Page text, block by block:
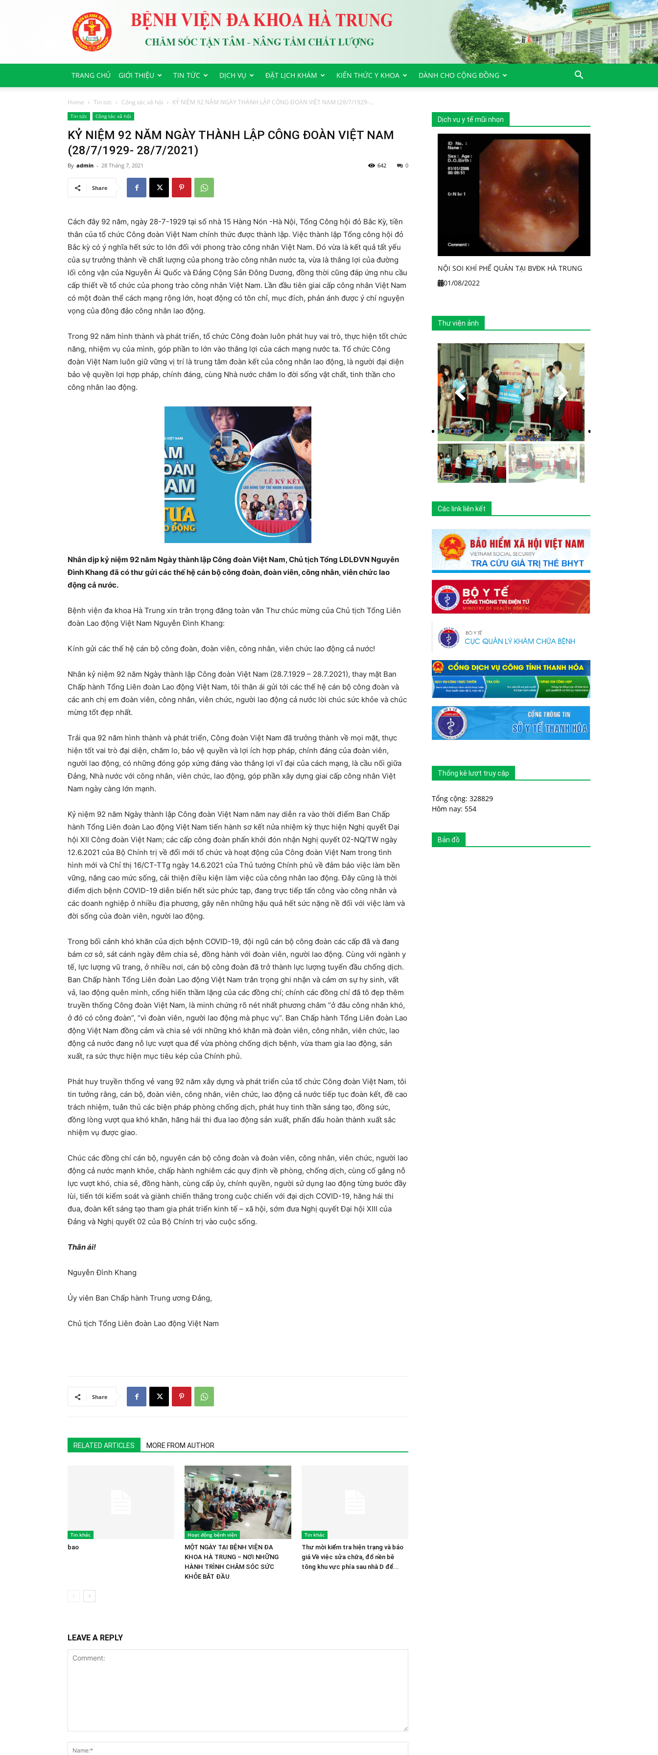
Bệnh
viện
Đa
Khoa
Trung
TRANG CHỦ
GIỚI THIỆU TIN TỨC DỊCH VỤ ĐẶT LỊCH KHÁM KIẾN THỨC Y KHOA DÀNH CHO CỘNG ĐỒNG
Home Tin tức Công tác xã hội KỶ NIỆM 92 NĂM NGÀY THÀNH LẬP CÔNG ĐOÀN VIỆT NAM (28/7/1929-...
Tin tức Công tác xã hội
KỶ NIỆM 92 NĂM NGÀY THÀNH LẬP CÔNG ĐOÀN VIỆT NAM
(28/7/1929- 28/7/2021)
By admin - 28 Tháng 7, 2021 0
642
Share
Cách đây 92 năm, ngày 28-7-1929 tại số nhà 15 Hàng Nón -Hà Nội, Tổng Công hội đỏ Bắc Kỳ, tiền
thân của tổ chức Công đoàn Việt Nam chính thức được thành lập. Việc thành lập Tổng công hội đỏ
Bắc kỳ có ý nghĩa hết sức to lớn đối với phong trào công nhân Việt Nam. Đó vừa là kết quả tất yếu
của sự trưởng thành về chất lượng của phong trào công nhân nước ta, vừa là thắng lợi của đường
lối công vận của Nguyễn Ái Quốc và Đảng Cộng Sản Đông Dương, đồng thời cũng đáp ứng nhu cầu
cấp thiết về tổ chức của phong trào công nhân Việt Nam. Lần đầu tiên giai cấp công nhân Việt Nam
có một đoàn thể cách mạng rộng lớn, hoạt động có tôn chỉ, mục đích, phản ánh được ý chí nguyện
vọng của đông đảo công nhân lao động.
Trong 92 năm hình thành và phát triển, tổ chức Công đoàn luôn phát huy vai trò, thực hiện tốt chức
năng, nhiệm vụ của mình, góp phần to lớn vào thắng lợi của cách mạng nước ta. Tổ chức Công
đoàn Việt Nam luôn giữ vững vị trí là trung tâm đoàn kết của công nhân lao động, là người đại diện
bảo vệ quyền lợi hợp pháp, chính đáng, cùng Nhà nước chăm lo đời sống vật chất, tinh thần cho
công nhân lao động.
Nhân dịp kỷ niệm 92 năm Ngày thành lập Công đoàn Việt Nam, Chủ tịch Tổng LĐLĐVN Nguyễn
Đình Khang đã có thư gửi các thế hệ cán bộ công đoàn, đoàn viên, công nhân, viên chức lao
động cả nước.
Bệnh viện đa khoa Hà Trung xin trân trọng đăng toàn văn Thư chúc mừng của Chủ tịch Tổng Liên
đoàn Lao động Việt Nam Nguyễn Đình Khang:
Kính gửi các thế hệ cán bộ công đoàn, đoàn viên, công nhân, viên chức lao động cả nước!
Nhân kỷ niệm 92 năm Ngày thành lập Công đoàn Việt Nam (28.7.1929 – 28.7.2021), thay mặt Ban
Chấp hành Tổng Liên đoàn Lao động Việt Nam, tôi thân ái gửi tới các thế hệ cán bộ công đoàn và
các anh chị em đoàn viên, công nhân, viên chức, người lao động cả nước lời chúc sức khỏe và chúc
mừng tốt đẹp nhất.
Trải qua 92 năm hình thành và phát triển, Công đoàn Việt Nam đã trưởng thành về mọi mặt, thực
hiện tốt vai trò đại diện, chăm lo, bảo vệ quyền và lợi ích hợp pháp, chính đáng của đoàn viên,
người lao động, có những đóng góp xứng đáng vào thắng lợi vĩ đại của cách mạng, là cầu nối giữa
Đảng, Nhà nước với công nhân, viên chức, lao động, góp phần xây dựng giai cấp công nhân Việt
Nam ngày càng lớn mạnh.
Kỷ niệm 92 năm Ngày thành lập Công đoàn Việt Nam năm nay diễn ra vào thời điểm Ban Chấp
hành Tổng Liên đoàn Lao động Việt Nam tiến hành sơ kết nửa nhiệm kỳ thực hiện Nghị quyết Đại
hội XII Công đoàn Việt Nam; các cấp công đoàn phấn khởi đón nhận Nghị quyết 02-NQ/TW ngày
12.6.2021 của Bộ Chính trị về đổi mới tổ chức và hoạt động của Công đoàn Việt Nam trong tình
hình mới và Chỉ thị 16/CT-TTg ngày 14.6.2021 của Thủ tướng Chính phủ về đảm bảo việc làm bền
vững, nâng cao mức sống, cải thiện điều kiện làm việc của công nhân lao động. Đây cũng là thời
điểm dịch bệnh COVID-19 diễn biến hết sức phức tạp, đang trực tiếp tấn công vào công nhân và
các doanh nghiệp ở nhiều địa phương, gây nên những hậu quả hết sức nặng nề đối với việc làm và
đời sống của đoàn viên, người lao động.
Trong bối cảnh khó khăn của dịch bệnh COVID-19, đội ngũ cán bộ công đoàn các cấp đã và đang
bám cơ sở, sát cánh ngày đêm chia sẻ, đồng hành với đoàn viên, người lao động. Cùng với ngành y
tế, lực lượng vũ trang, ở nhiều nơi, cán bộ công đoàn đã trở thành lực lượng tuyến đầu chống dịch.
Ban Chấp hành Tổng Liên đoàn Lao động Việt Nam trân trọng ghi nhận và cảm ơn sự hy sinh, vất
vả, lao động quên mình, cống hiến thầm lặng của các đồng chí; chính các đồng chí đã tô đẹp thêm
truyền thống Công đoàn Việt Nam, là minh chứng rõ nét nhất phương châm “ở đâu công nhân khó,
ở đó có công đoàn”, “vì đoàn viên, người lao động mà phục vụ”. Ban Chấp hành Tổng Liên đoàn Lao
động Việt Nam đồng cảm và chia sẻ với những khó khăn mà đoàn viên, công nhân, viên chức, lao
động cả nước đang nỗ lực vượt qua để vừa phòng chống dịch bệnh, vừa tham gia lao động, sản
xuất, ra sức thực hiện mục tiêu kép của Chính phủ.
Phát huy truyền thống vẻ vang 92 năm xây dựng và phát triển của tổ chức Công đoàn Việt Nam, tôi
tin tưởng rằng, cán bộ, đoàn viên, công nhân, viên chức, lao động cả nước tiếp tục đoàn kết, đề cao
trách nhiệm, tuân thủ các biện pháp phòng chống dịch, phát huy tinh thần sáng tạo, đồng sức,
đồng lòng vượt qua khó khăn, hăng hái thi đua lao động sản xuất, phấn đấu hoàn thành xuất sắc
nhiệm vụ được giao.
Chúc các đồng chí cán bộ, nguyên cán bộ công đoàn và đoàn viên, công nhân, viên chức, người lao
động cả nước mạnh khỏe, chấp hành nghiêm các quy định về phòng, chống dịch, cùng cố gắng nỗ
lực vượt khó, chia sẻ, đồng hành, cùng cấp ủy, chính quyền, người sử dụng lao động từng bước đầy
lùi, tiến tới kiểm soát và giành chiến thắng trong cuộc chiến với đại dịch COVID-19, hăng hái thi
đua, đoàn kết sáng tạo tham gia phát triển kinh tế – xã hội, sớm đưa Nghị quyết Đại hội XIII của
Đảng và Nghị quyết 02 của Bộ Chính trị vào cuộc sống.
Thân ái!
Nguyễn Đình Khang
Ủy viên Ban Chấp hành Trung ương Đảng,
Chủ tịch Tổng Liên đoàn Lao động Việt Nam
Share
RELATED ARTICLES MORE FROM AUTHOR
Tin khác
bao
Hoạt động bệnh viện
MỘT NGÀY TẠI BỆNH VIỆN ĐA
KHOA HÀ TRUNG – NƠI NHỮNG
HÀNH TRÌNH CHĂM SÓC SỨC
KHỎE BẮT ĐẦU
Tin khác
Thư mời kiểm tra hiện trạng và báo
giá Về việc sửa chữa, đổ nền bê
tông khu vực phía sau nhà D để...
LEAVE A REPLY
Dịch vụ y tế mũi nhọn
NỘI SOI KHÍ PHẾ QUẢN TẠI BVĐK HÀ TRUNG
01/08/2022
Thư viện ảnh
Các link liên kết
Thống kê lượt truy cập
Tổng cộng: 328829
Hôm nay: 554
Bản đồ